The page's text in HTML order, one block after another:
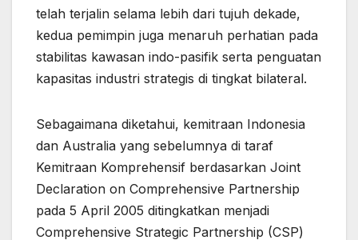
telah terjalin selama lebih dari tujuh dekade,
kedua pemimpin juga menaruh perhatian pada
stabilitas kawasan indo-pasifik serta penguatan
kapasitas industri strategis di tingkat bilateral.
Sebagaimana diketahui, kemitraan Indonesia
dan Australia yang sebelumnya di taraf
Kemitraan Komprehensif berdasarkan Joint
Declaration on Comprehensive Partnership
pada 5 April 2005 ditingkatkan menjadi
Comprehensive Strategic Partnership (CSP)